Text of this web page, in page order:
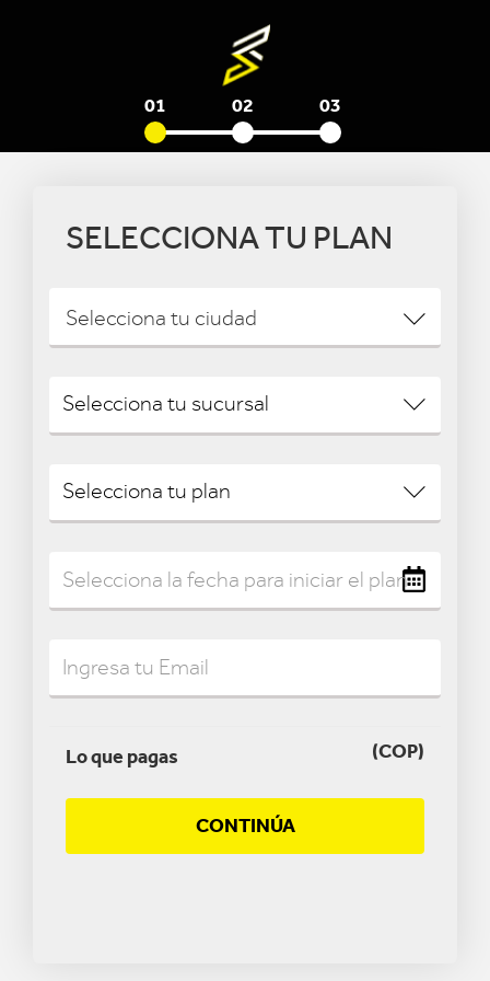
01 02 03
SELECCIONA TU PLAN
Selecciona tu ciudad
Lo que pagas (COP)
CONTINÚA